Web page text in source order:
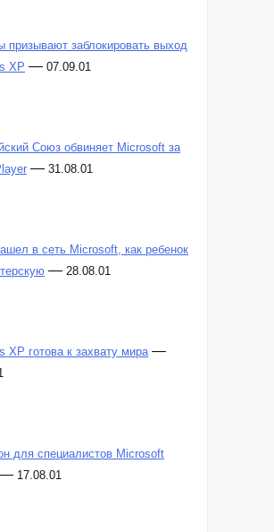
призывают заблокировать выход
XP — 07.09.01
Союз обвиняет Microsoft за
— 31.08.01
в сеть Microsoft, как ребенок
— 28.08.01
XP готова к захвату мира —
для специалистов Microsoft
— 17.08.01